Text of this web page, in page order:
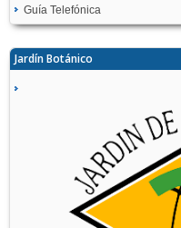
Guía Telefónica
Jardín Botánico